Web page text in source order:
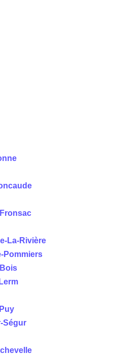
La-Rivière
Pommiers
Ségur